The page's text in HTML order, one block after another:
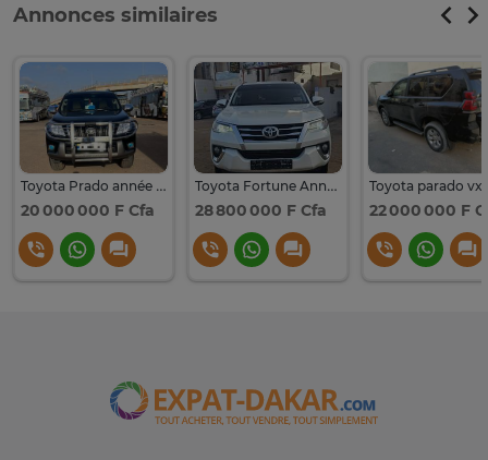
Annonces similaires
Toyota Prado année 2020
20 000 000 F Cfa
Toyota Fortune Année 2020
28 800 000 F Cfa 22 000 000 F